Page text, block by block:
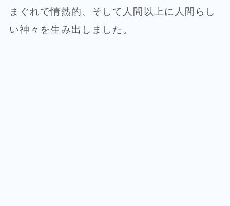
まぐれで情熱的、そして人間以上に人間らし
い神々を生み出しました。